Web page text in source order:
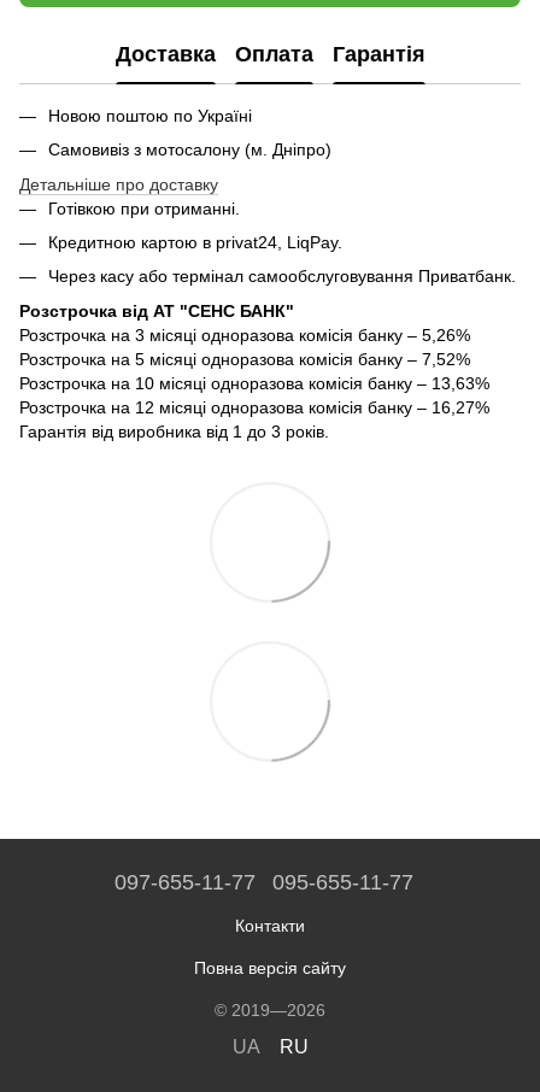
Доставка Оплата Гарантія
Новою поштою по Україні
Самовивіз з мотосалону (м. Дніпро)
Детальніше про доставку
Готівкою при отриманні.
Кредитною картою в privat24, LiqPay.
Через касу або термінал самообслуговування Приватбанк.
Розстрочка від АТ "СЕНС БАНК"
Розстрочка на 3 місяці одноразова комісія банку – 5,26%
Розстрочка на 5 місяці одноразова комісія банку – 7,52%
Розстрочка на 10 місяці одноразова комісія банку – 13,63%
Розстрочка на 12 місяці одноразова комісія банку – 16,27%
Гарантія від виробника від 1 до 3 років.
097-655-11-77 095-655-11-77
Контакти
Повна версія сайту
© 2019—2026
UA RU